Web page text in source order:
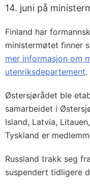
14. juni på
Finland har
ministermøtet finner
mer informasjon om
utenriksdepartement.
Østersjørådet ble
samarbeidet i
Island, Latvia,
Tyskland er
Russland trakk seg
suspendert tidligere